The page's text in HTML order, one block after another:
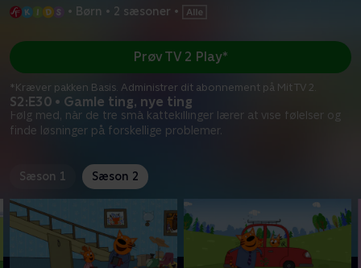
• Børn • 2 sæsoner •
S2:E30 • Gamle ting, nye ting
Følg med, når de tre små kattekillinger lærer at vise følelser og
finde løsninger på forskellige problemer.
Prøv TV 2 Play*
*Kræver pakken Basis. Administrer dit abonnement på Mit TV 2.
Sæson 1 Sæson 2